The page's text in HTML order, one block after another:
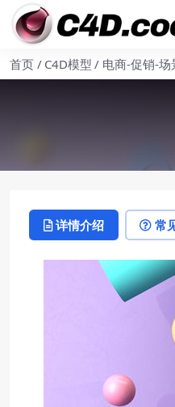
首页 C4D模型 电商-促销-场
详情介绍 常